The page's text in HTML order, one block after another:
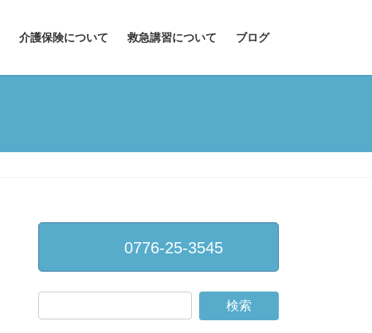
介護保険について 救急講習について ブログ
0776-25-3545